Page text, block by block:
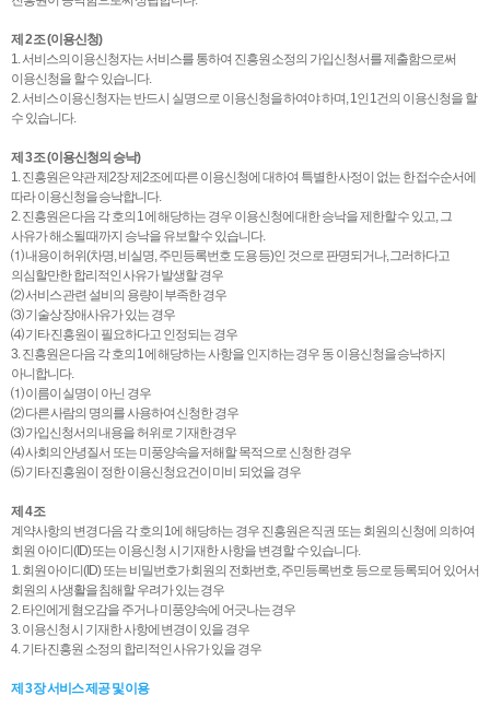
제 2 조 (이용신청)
1. 서비스의 이용신청자는 서비스를 통하여 진흥원 소정의 가입신청서를 제출함으로써
이용신청을 할 수 있습니다.
2. 서비스 이용신청자는 반드시 실명으로 이용신청을 하여야 하며, 1인 1건의 이용신청을 할
수 있습니다.
제 3 조 (이용신청의 승낙)
1. 진흥원은 약관 제2장 제2조에 따른 이용신청에 대하여 특별한 사정이 없는 한 접수순서에
따라 이용신청을 승낙합니다.
2. 진흥원은 다음 각 호의 1에 해당하는 경우 이용신청에 대한 승낙을 제한할 수 있고, 그
사유가 해소될 때까지 승낙을 유보할 수 있습니다.
⑴ 내용이 허위(차명, 비실명, 주민등록번호 도용 등)인 것으로 판명되거나, 그러하다고
의심할만한 합리적인 사유가 발생할 경우
⑵ 서비스 관련 설비의 용량이 부족한 경우
⑶ 기술상 장애사유가 있는 경우
⑷ 기타 진흥원이 필요하다고 인정되는 경우
3. 진흥원은 다음 각 호의 1에 해당하는 사항을 인지하는 경우 동 이용신청을 승낙하지
아니합니다.
⑴ 이름이 실명이 아닌 경우
⑵ 다른 사람의 명의를 사용하여 신청한 경우
⑶ 가입신청서의 내용을 허위로 기재한 경우
⑷ 사회의 안녕질서 또는 미풍양속을 저해할 목적으로 신청한 경우
⑸ 기타 진흥원이 정한 이용신청요건이 미비 되었을 경우
제 4 조
계약사항의 변경 다음 각 호의 1에 해당하는 경우 진흥원은 직권 또는 회원의 신청에 의하여
회원 아이디(ID) 또는 이용신청 시 기재한 사항을 변경할 수 있습니다.
1. 회원 아이디(ID) 또는 비밀번호가 회원의 전화번호, 주민등록번호 등으로 등록되어 있어서
회원의 사생활을 침해할 우려가 있는 경우
2. 타인에게 혐오감을 주거나 미풍양속에 어긋나는 경우
3. 이용신청 시 기재한 사항에 변경이 있을 경우
4. 기타 진흥원 소정의 합리적인 사유가 있을 경우
제 3 장 서비스 제공 및 이용